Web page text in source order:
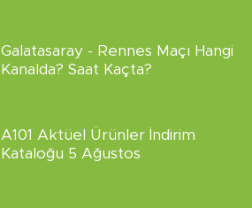
Galatasaray - Rennes Maçı Hangi
Kanalda? Saat Kaçta?
A101 Aktüel Ürünler İndirim
Kataloğu 5 Ağustos